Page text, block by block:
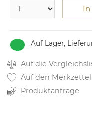
Auf Lager,
In
Auf die
Auf den Merkzettel
Produktanfrage